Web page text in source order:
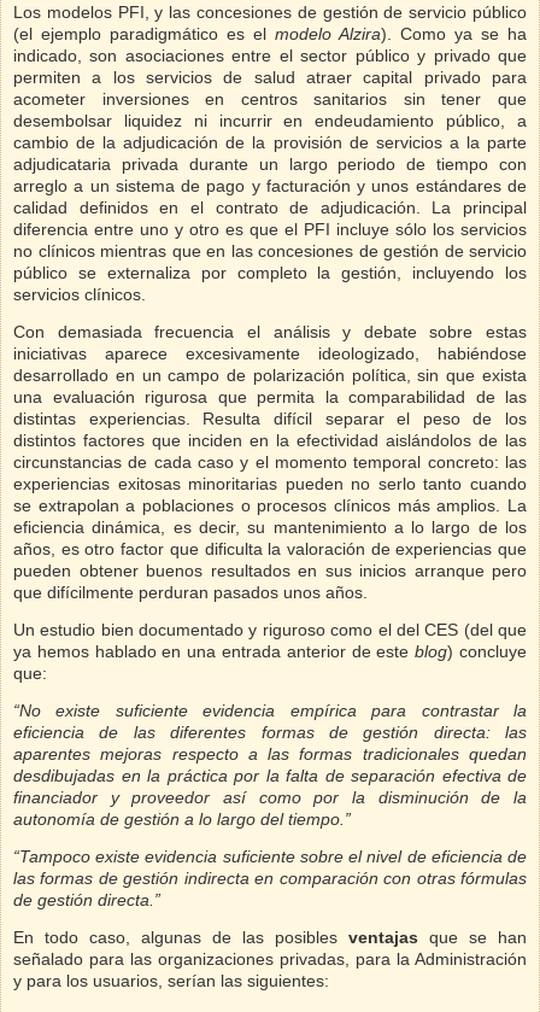
Los modelos PFI, y las concesiones de gestión de servicio público
(el ejemplo paradigmático es el modelo Alzira). Como ya se ha
indicado, son asociaciones entre el sector público y privado que
permiten a los servicios de salud atraer capital privado para
acometer inversiones en centros sanitarios sin tener que
desembolsar liquidez ni incurrir en endeudamiento público, a
cambio de la adjudicación de la provisión de servicios a la parte
adjudicataria privada durante un largo periodo de tiempo con
arreglo a un sistema de pago y facturación y unos estándares de
calidad definidos en el contrato de adjudicación. La principal
diferencia entre uno y otro es que el PFI incluye sólo los servicios
no clínicos mientras que en las concesiones de gestión de servicio
público se externaliza por completo la gestión, incluyendo los
servicios clínicos.
Con demasiada frecuencia el análisis y debate sobre estas
iniciativas aparece excesivamente ideologizado, habiéndose
desarrollado en un campo de polarización política, sin que exista
una evaluación rigurosa que permita la comparabilidad de las
distintas experiencias. Resulta difícil separar el peso de los
distintos factores que inciden en la efectividad aislándolos de las
circunstancias de cada caso y el momento temporal concreto: las
experiencias exitosas minoritarias pueden no serlo tanto cuando
se extrapolan a poblaciones o procesos clínicos más amplios. La
eficiencia dinámica, es decir, su mantenimiento a lo largo de los
años, es otro factor que dificulta la valoración de experiencias que
pueden obtener buenos resultados en sus inicios arranque pero
que difícilmente perduran pasados unos años.
Un estudio bien documentado y riguroso como el del CES (del que
ya hemos hablado en una entrada anterior de esteblog) concluye
que:
“No existe suficiente evidencia empírica para contrastar la
eficiencia de las diferentes formas de gestión directa: las
aparentes mejoras respecto a las formas tradicionales quedan
desdibujadas en la práctica por la falta de separación efectiva de
financiador y proveedor así como por la disminución de la
autonomía de gestión a lo largo del tiempo.”
“Tampoco existe evidencia suficiente sobre el nivel de eficiencia de
las formas de gestión indirecta en comparación con otras fórmulas
de gestión directa.”
En todo caso, algunas de las posibles ventajas que se han
señalado para las organizaciones privadas, para la Administración
y para los usuarios, serían las siguientes: